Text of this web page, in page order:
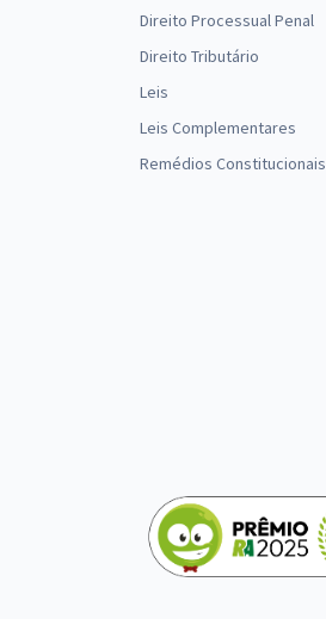
Direito Processual Penal
Direito Tributário
Leis
Leis Complementares
Remédios Constitucionais